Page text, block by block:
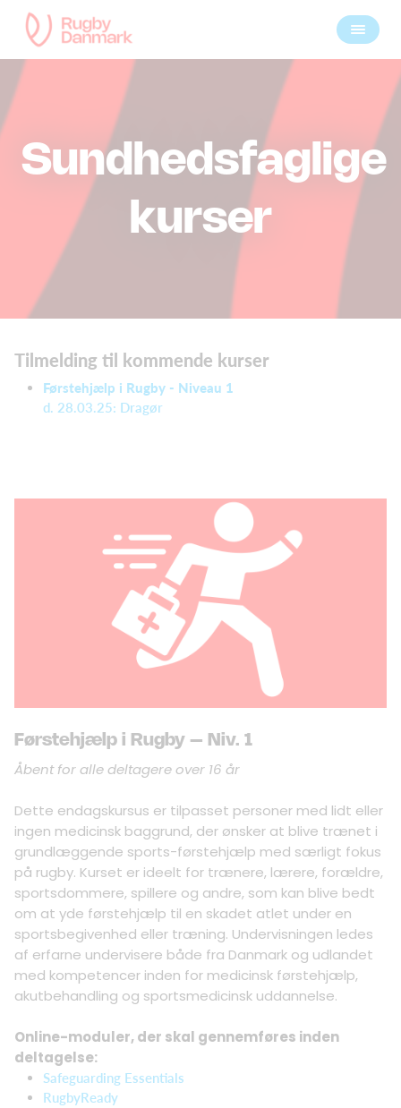
Sundhedsfaglige
kurser
Tilmelding til kommende kurser
Førstehjælp i Rugby - Niveau 1
d. 28.03.25: Dragør
Førstehjælp i Rugby – Niv. 1
Åbent for alle deltagere over 16 år
Dette endagskursus er tilpasset personer med lidt eller
ingen medicinsk baggrund, der ønsker at blive trænet i
grundlæggende sports-førstehjælp med særligt fokus
på rugby. Kurset er ideelt for trænere, lærere, forældre,
sportsdommere, spillere og andre, som kan blive bedt
om at yde førstehjælp til en skadet atlet under en
sportsbegivenhed eller træning. Undervisningen ledes
af erfarne undervisere både fra Danmark og udlandet
med kompetencer inden for medicinsk førstehjælp,
akutbehandling og sportsmedicinsk uddannelse.
Online-moduler, der skal gennemføres inden
deltagelse:
Safeguarding Essentials
RugbyReady